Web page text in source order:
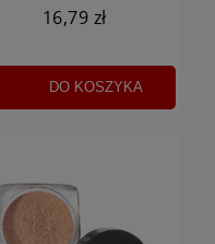
16,79 zł
DO KOSZYKA